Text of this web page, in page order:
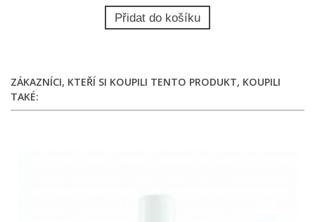
Přidat do košíku
ZÁKAZNÍCI, KTEŘÍ SI KOUPILI TENTO PRODUKT, KOUPILI
TAKÉ: